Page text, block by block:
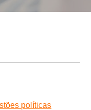
políticas